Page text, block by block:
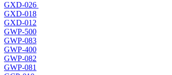
GXD-026
GXD-018
GXD-012
GWP-500
GWP-083
GWP-400
GWP-082
GWP-081